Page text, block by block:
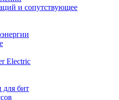
и сопутствующее
Electric
для бит